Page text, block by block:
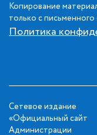
Копирование
только с
Политика
Сетевое издание
«Официальный сайт
Администрации